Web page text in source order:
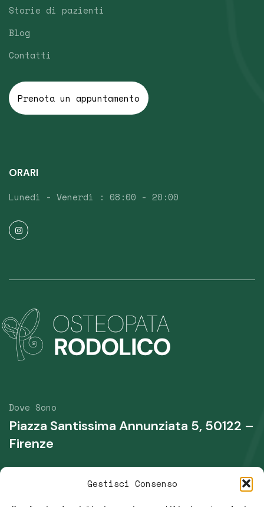
Gestisci Consenso
Storie di pazienti
Blog
Contatti
Prenota un appuntamento
ORARI
Lunedì - Venerdì : 08:00 - 20:00
Dove Sono
Piazza Santissima Annunziata 5, 50122 –
Firenze
+39 339 431 0135